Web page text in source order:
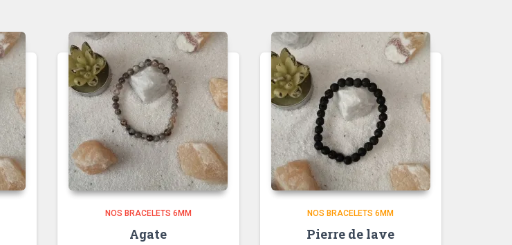
NOS BRACELETS 6MM
Agate
NOS BRACELETS 6MM
Pierre de lave